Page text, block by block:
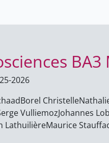
BA3
2026
Borel Christelle
VulliemozJohannes
LathuilièreMaurice